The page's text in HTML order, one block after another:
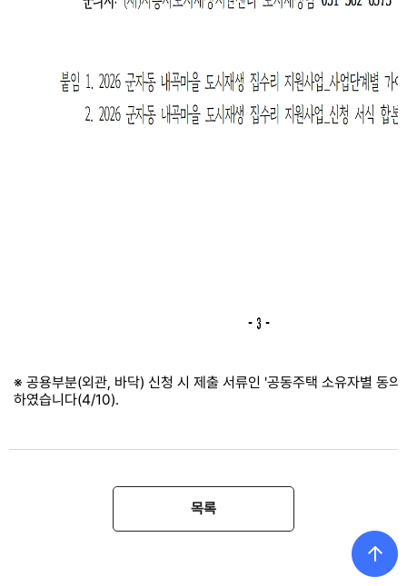
※ 공용부분(외관, 바닥) 신청 시 제출 서류인 '공동주택 소유자별 동의
하였습니다(4/10).
목록